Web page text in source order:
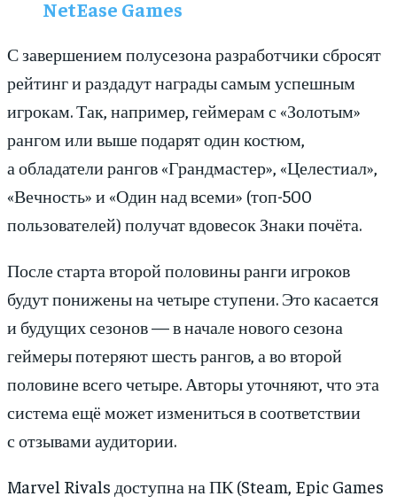
NetEase Games
С завершением полусезона разработчики сбросят
рейтинг и раздадут награды самым успешным
игрокам. Так, например, геймерам с «Золотым»
рангом или выше подарят один костюм,
а обладатели рангов «Грандмастер», «Целестиал»,
«Вечность» и «Один над всеми» (топ-500
пользователей) получат вдовесок Знаки почёта.
После старта второй половины ранги игроков
будут понижены на четыре ступени. Это касается
и будущих сезонов — в начале нового сезона
геймеры потеряют шесть рангов, а во второй
половине всего четыре. Авторы уточняют, что эта
система ещё может измениться в соответствии
с отзывами аудитории.
Marvel Rivals доступна на ПК (Steam, Epic Games